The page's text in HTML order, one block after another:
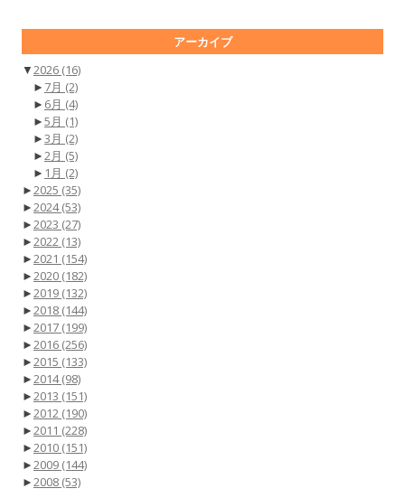
アーカイブ
▼2026 (16)
► 7月 (2)
► 6月 (4)
►5月 (1)
►3月 (2)
►2月 (5)
► 1月 (2)
►2025 (35)
►2024(53)
►2023 (27)
►2022 (13)
►2021 (154)
►2020 (182)
►2019 (132)
►2018 (144)
►2017 (199)
►2016 (256)
►2015 (133)
►2014(98)
►2013 (151)
►2012 (190)
►2011 (228)
►2010 (151)
►2009 (144)
►2008 (53)